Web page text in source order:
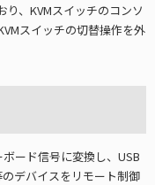
り、KVMスイッチのコンソ
スイッチの切替操作を外
ード信号に変換し、USB
デバイスをリモート制御